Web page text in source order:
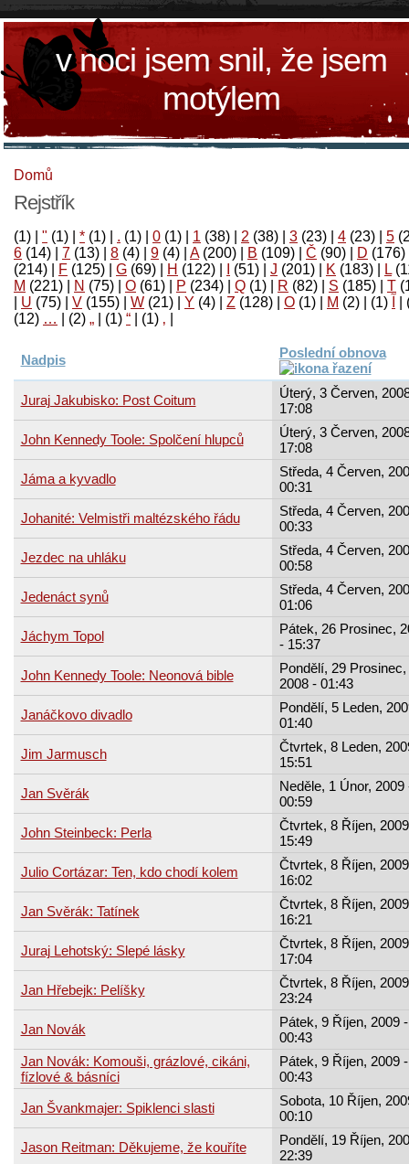
v noci jsem snil, že jsem
motýlem
Domů
Rejstřík
(1) " (1) * (1) . (1) 0 (1) 1 (38) 2 (38) 3 (23) 4 (23) 5
6 (14) 7 (13) 8 (4) 9 (4) A(200) B (109) Č (90) D (176)
(214)
F (125) G (69) H (122) (51) J (201) K (183) L
M (221) N (75) O (61) P (234) Q (1) R (82) S (185) T
U (75) V (155) W (21) Y (4) Z (128) Ο (1) М (2)
(1)
‚
(1)
“
(1)
„
(2)
…
(12)
Nadpis Poslední obnova
Juraj Jakubisko: Post Coitum
Úterý, 3 Červen,
17:08
John Kennedy Toole: Spolčení hlupců
Úterý, 3 Červen,
17:08
Jáma a kyvadlo
Středa, 4 Červen,
00:31
Johanité: Velmistři maltézského řádu
Středa, 4 Červen,
00:33
Jezdec na uhláku
Středa, 4 Červen,
00:58
Jedenáct synů
Středa, 4 Červen,
01:06
Jáchym Topol
Pátek, 26 Prosinec,
- 15:37
John Kennedy Toole: Neonová bible
Pondělí, 29 Prosinec,
2008 - 01:43
Janáčkovo divadlo
Pondělí, 5 Leden,
01:40
Jim Jarmusch
Čtvrtek, 8 Leden,
15:51
Jan Svěrák
Neděle, 1 Únor, 2009
00:59
John Steinbeck: Perla
Čtvrtek, 8 Říjen,
15:49
Julio Cortázar: Ten, kdo chodí kolem
Čtvrtek, 8 Říjen,
16:02
Jan Svěrák: Tatínek
Čtvrtek, 8 Říjen,
16:21
Juraj Lehotský: Slepé lásky
Čtvrtek, 8 Říjen,
17:04
Jan Hřebejk: Pelíšky
Čtvrtek, 8 Říjen,
23:24
Jan Novák
Pátek, 9 Říjen, 2009 -
00:43
Jan Novák: Komouši, grázlové, cikáni,
fízlové & básníci
Pátek, 9 Říjen, 2009 -
00:43
Jan Švankmajer: Spiklenci slasti
Sobota, 10 Říjen,
00:10
Jason Reitman: Děkujeme, že kouříte
Pondělí, 19 Říjen,
22:39